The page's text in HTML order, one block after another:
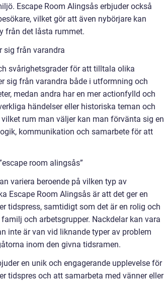
Escape Room Alingsås erbjuder också
vilket gör att även nybörjare kan
från det låsta rummet.
sig från varandra
svårighetsgrader för att tilltala olika
sig från varandra både i utformning och
medan andra har en mer actionfylld och
händelser eller historiska teman och
rum man väljer kan man förvänta sig en
kommunikation och samarbete för att
room alingsås”
variera beroende på vilken typ av
Escape Room Alingsås är att det ger en
tidspress, samtidigt som det är en rolig och
och arbetsgrupper. Nackdelar kan vara
inte är van vid liknande typer av problem
inom den givna tidsramen.
en unik och engagerande upplevelse för
tidspres och att samarbeta med vänner eller